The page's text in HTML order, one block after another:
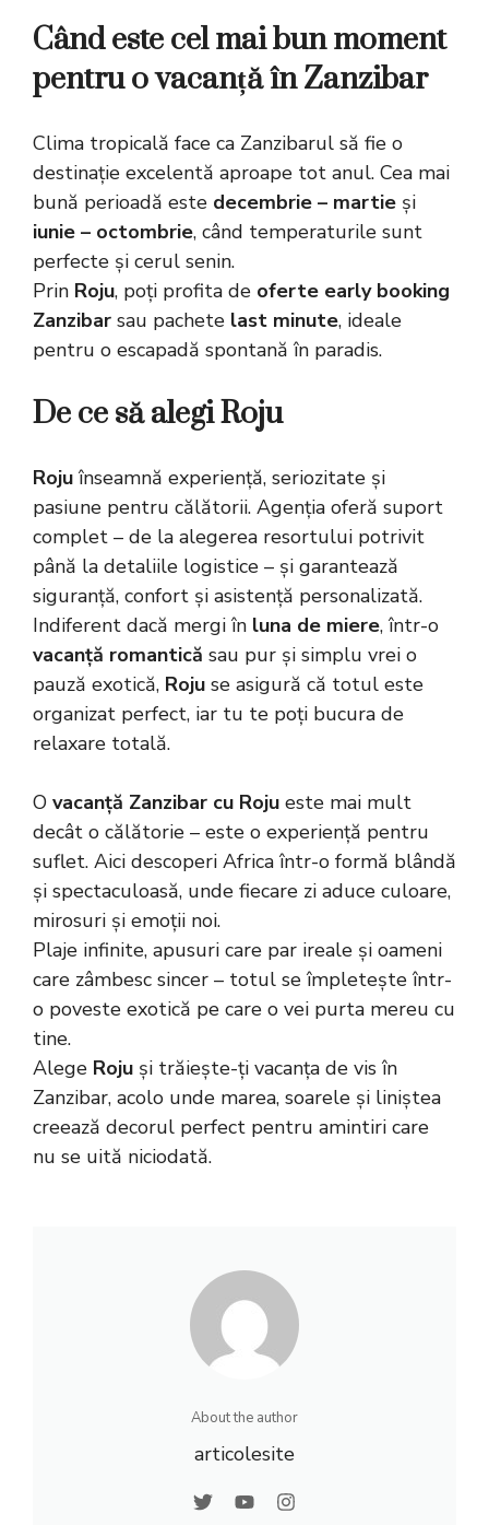
Când este cel mai bun moment
pentru o vacanță în Zanzibar
Clima tropicală face ca Zanzibarul să fie o
destinație excelentă aproape tot anul. Cea mai
bună perioadă este decembrie – martie și
iunie – octombrie, când temperaturile sunt
perfecte și cerul senin.
Prin Roju, poți profita de oferte early booking
Zanzibar sau pachete last minute, ideale
pentru o escapadă spontană în paradis.
De ce să alegi Roju
Roju înseamnă experiență, seriozitate și
pasiune pentru călătorii. Agenția oferă suport
complet – de la alegerea resortului potrivit
până la detaliile logistice – și garantează
siguranță, confort și asistență personalizată.
Indiferent dacă mergi în luna de miere, într-o
vacanță romantică sau pur și simplu vrei o
pauză exotică, Roju se asigură că totul este
organizat perfect, iar tu te poți bucura de
relaxare totală.
O vacanță Zanzibar cu Roju este mai mult
decât o călătorie – este o experiență pentru
suflet. Aici descoperi Africa într-o formă blândă
și spectaculoasă, unde fiecare zi aduce culoare,
mirosuri și emoții noi.
Plaje infinite, apusuri care par ireale și oameni
care zâmbesc sincer – totul se împletește într-
o poveste exotică pe care o vei purta mereu cu
tine.
Alege Roju și trăiește-ți vacanța de vis în
Zanzibar, acolo unde marea, soarele și liniștea
creează decorul perfect pentru amintiri care
nu se uită niciodată.
About the author
articolesite